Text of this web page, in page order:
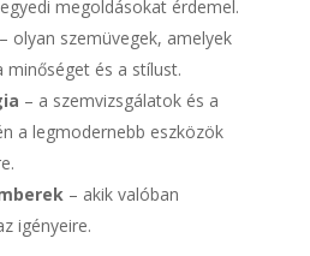
megoldásokat érdemel.
– olyan szemüvegek, amelyek
és a stílust.
– a szemvizsgálatok és a
a legmodernebb eszközök
– akik valóban
igényeire.